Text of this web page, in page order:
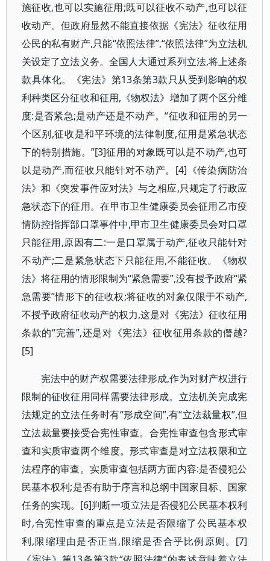
施征收,也可以实施征用;既可以征收不动产,也可以征
收动产。但政府显然不能直接依据《宪法》征收征用
公民的私有财产,只能“依照法律”,“依照法律”为立法机
关设定了立法义务。全国人大通过系列立法,将上述条
款具体化。《宪法》第13条第3款只从受到影响的权
利种类区分征收和征用,《物权法》增加了两个区分维
度:是否紧急;是动产还是不动产。“征收和征用的另一
个区别,征收是和平环境的法律制度,征用是紧急状态
下的特别措施。”[3]征用的对象既可以是不动产,也可
以是动产,而征收只能针对不动产。[4]《传染病防治
法》和《突发事件应对法》与之相应,只规定了行政应
急状态下的征用。在甲市卫生健康委员会征用乙市疫
情防控指挥部口罩事件中,甲市卫生健康委员会对口罩
只能征用,原因有二:一是口罩属于动产,征收只能针对
不动产;二是紧急状态下只能征用,不能征收。《物权
法》将征用的情形限制为“紧急需要”,没有授予政府“紧
急需要”情形下的征收权;将征收的对象仅限于不动产,
不授予政府征收动产的权力,这是对《宪法》征收征用
条款的“完善”,还是对《宪法》征收征用条款的僭越?
[5]
宪法中的财产权需要法律形成,作为对财产权进行
限制的征收征用同样需要法律形成。立法机关完成宪
法规定的立法任务时有“形成空间”,有“立法裁量权”,但
立法裁量要接受合宪性审查。合宪性审查包含形式审
查和实质审查两个维度。形式审查是对立法权限和立
法程序的审查。实质审查包括两方面内容:是否侵犯公
民基本权利;是否有助于序言和总纲中国家目标、国家
任务的实现。[6]判断一项立法是否侵犯公民基本权利
时,合宪性审查的重点是立法是否限缩了公民基本权
利,限缩理由是否正当,限缩是否合乎比例原则。[7]